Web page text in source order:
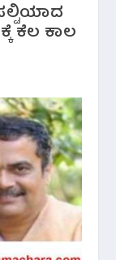
ಕೆಲ ಕಾಲ